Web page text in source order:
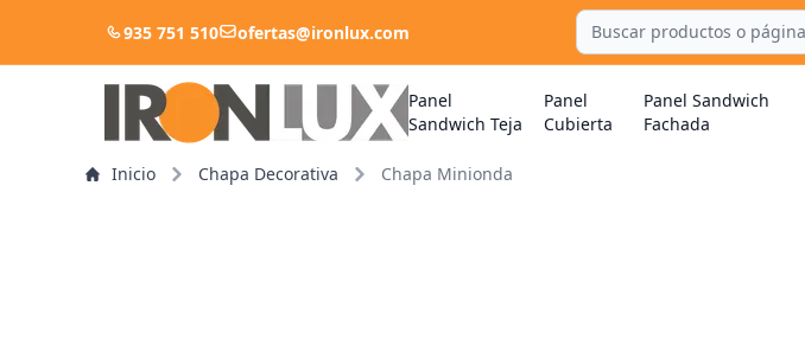
935 751 510 ofertas@ironlux.com
Panel
Sandwich Teja
Panel
Cubierta
Panel Sandwich
Fachada
Inicio Chapa Decorativa Chapa Minionda